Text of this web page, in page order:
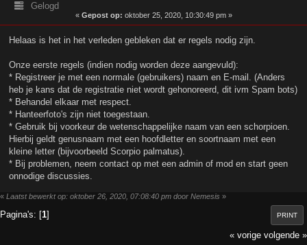
Gelogd
« Gepost op: oktober 25, 2020, 10:30:49 pm »
Helaas is het in het verleden gebleken dat er regels nodig zijn.
Onze eerste regels (indien nodig worden deze aangevuld):
* Registreer je met een normale (gebruikers) naam en E-mail. (Anders
heb je kans dat de registratie niet wordt gehonoreerd, dit ivm Spam bots)
* Behandel elkaar met respect.
* Hanteerfoto's zijn niet toegestaan.
* Gebruik bij voorkeur de wetenschappelijke naam van een schorpioen.
Hierbij geldt genusnaam met een hoofdletter en soortnaam met een
kleine letter (bijvoorbeeld Scorpio palmatus).
* Bij problemen, neem contact op met een admin of mod en start geen
onnodige discussies.
« Laatst bewerkt op: oktober 26, 2020, 07:08:40 pm door Nemesis »
PRINT
Pagina's: [1]
« vorige volgende »